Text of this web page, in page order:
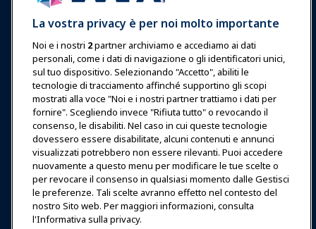
Unisciti ora
Premi Carriere
Contatto
Esposizioni & Eventi
Notizie & Funworld
Educazione
Sicurezza & Protezione
Difesa
La vostra privacy è per noi molto importante
Noi e i nostri 2partner archiviamo e accediamo ai dati
personali, come i dati di navigazione o gli identificatori unici,
sul tuo dispositivo. Selezionando "Accetto", abiliti le
tecnologie di tracciamento affinché supportino gli scopi
mostrati alla voce "Noi e i nostri partner trattiamo i dati per
fornire". Scegliendo invece "Rifiuta tutto" o revocando il
consenso, le disabiliti. Nel caso in cui queste tecnologie
dovessero essere disabilitate, alcuni contenuti e annunci
visualizzati potrebbero non essere rilevanti. Puoi accedere
nuovamente a questo menu per modificare le tue scelte o
per revocare il consenso in qualsiasi momento dalle Gestisci
le preferenze. Tali scelte avranno effetto nel contesto del
nostro Sito web. Per maggiori informazioni, consulta
l'Informativa sulla privacy.